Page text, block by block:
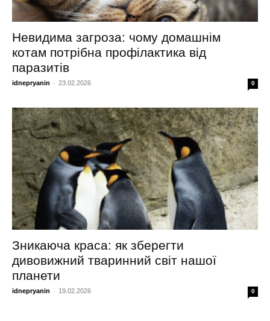
Невидима загроза: чому домашнім
котам потрібна профілактика від
паразитів
idnepryanin - 23.02.2026 0
Зникаюча краса: як зберегти
дивовижний тваринний світ нашої
планети
idnepryanin - 19.02.2026 0